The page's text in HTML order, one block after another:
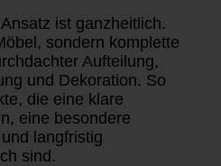
ist ganzheitlich.
sondern komplette
Aufteilung,
und Dekoration. So
die eine klare
eine besondere
langfristig
sind.